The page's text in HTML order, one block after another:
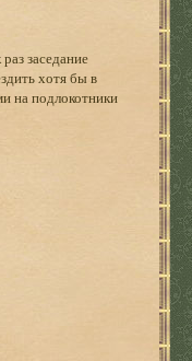
заседание
хотя бы в
на подлокотники